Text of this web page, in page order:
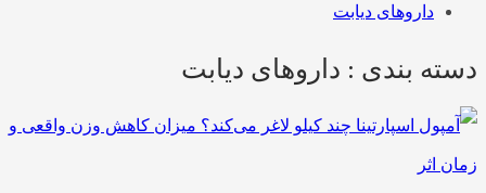
داروهای دیابت
دسته بندی : داروهای دیابت